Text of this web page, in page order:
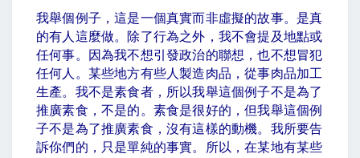
我舉個例子，這是一個真實而非虛擬的故事。是真
的有人這麼做。除了行為之外，我不會提及地點或
任何事。因為我不想引發政治的聯想，也不想冒犯
任何人。某些地方有些人製造肉品，從事肉品加工
生產。我不是素食者，所以我舉這個例子不是為了
推廣素食，不是的。素食是很好的，但我舉這個例
子不是為了推廣素食，沒有這樣的動機。我所要告
訴你們的，只是單純的事實。所以，在某地有某些